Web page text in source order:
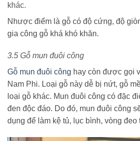
khác.
Nhược điểm là gỗ có độ cứng, độ
gia công gỗ khá khó khăn.
3.5 Gỗ mun đuôi công
Gỗ mun đuôi công hay còn được gọi
Nam Phi. Loại gỗ này dễ bị nứt, gỗ
loại gỗ khác. Mun đuôi công có đặc
đen độc đáo. Do đó, mun đuôi công
dụng để làm kệ tủ, lục bình, vòng